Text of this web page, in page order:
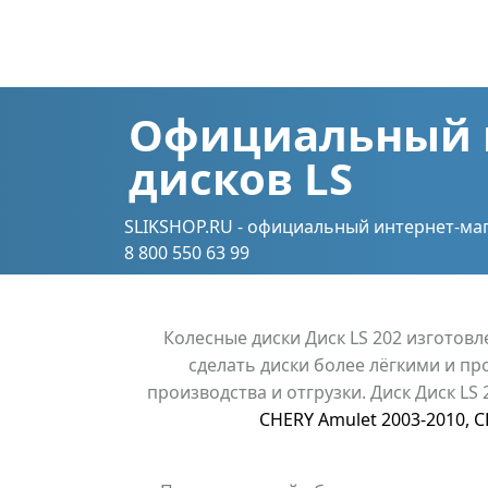
Официальный
дисков LS
SLIKSHOP.RU - официальный интернет-
8 800 550 63 99
Колесные диски Диск LS 202
сделать диски более лёгкими и
производства и отгрузки. Диск Диск
CHERY Amulet 2003-2010,